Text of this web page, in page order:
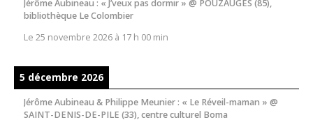
Jérôme Aubineau : « J’veux pas dormir » @ POUZAUGES (85),
bibliothèque Le Colombier
Le 25 novembre 2026 à 17 h 00 min
5 décembre 2026
Jérôme Aubineau & Philippe Meunier : « Le Réveil-maman » @
SAINT-DENIS-DE-PILE (33), centre culturel Boma